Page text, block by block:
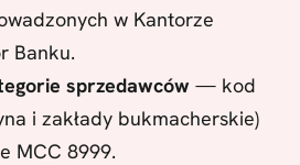
w Kantorze
Banku.
sprzedawców — kod
i zakłady bukmacherskie)
MCC 8999.